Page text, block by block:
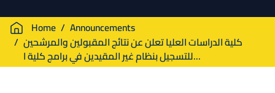
Breadcrumb
Home
Announcements
كلية الدراسات العليا تعلن عن نتائج المقبولين والمرشحين
للتسجيل بنظام غير المقيدين في برامج كلية ا...